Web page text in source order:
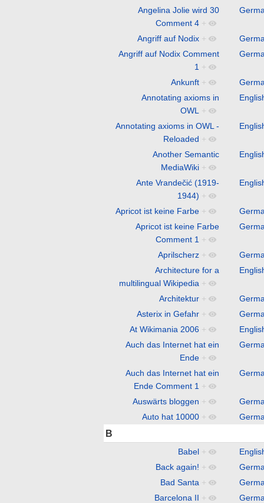
Angelina Jolie wird 30
Comment 4 +
Angriff auf Nodix +
Angriff auf Nodix Comment
1 +
Ankunft +
Annotating axioms in
OWL
+
Annotating axioms in OWL -
Reloaded +
Another Semantic
MediaWiki +
Ante Vrandečić (1919-
1944) +
Apricot ist keine Farbe +
Apricot ist keine Farbe
Comment 1 +
Aprilscherz +
Architecture for a
multilingual Wikipedia +
Architektur +
Asterix in Gefahr +
At Wikimania 2006 +
Auch das Internet hat ein
Ende +
Auch das Internet hat ein
Ende Comment 1 +
Auswärts bloggen +
Auto hat 10000 +
B
Babel +
Back again! +
Bad Santa +
Barcelona II +